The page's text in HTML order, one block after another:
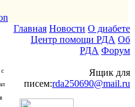
Главная Новости О диабете
Центр помощи РДА Об
РДА Форум
Ящик для
писем:rda250690@mail.ru